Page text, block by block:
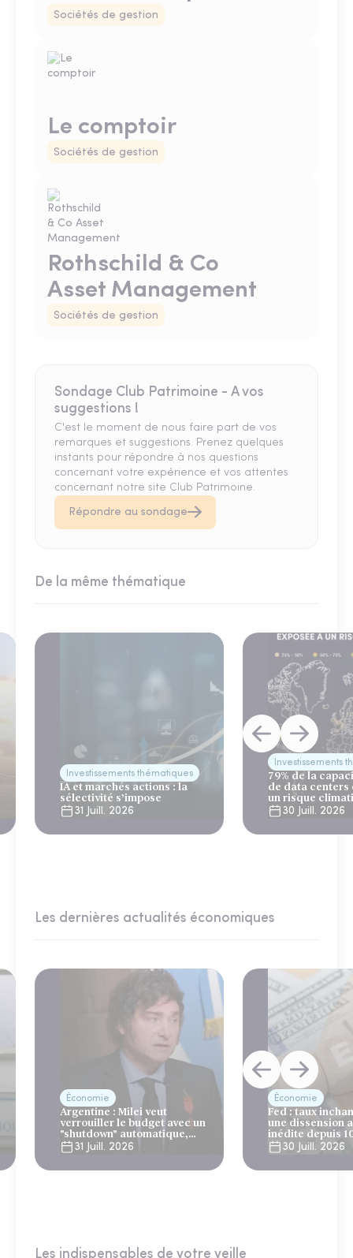
Sociétés de gestion
Le comptoir
Sociétés de gestion
Rothschild & Co
Asset Management
Sociétés de gestion
Sondage Club Patrimoine - A vos
suggestions !
C'est le moment de nous faire part de vos
remarques et suggestions. Prenez quelques
instants pour répondre à nos questions
concernant votre expérience et vos attentes
concernant notre site Club Patrimoine.
Répondre au sondage
De la même thématique
Investissements thématiques
IA et marchés actions : la
sélectivité s’impose
31 Juill. 2026
Investissements
79% de la
de data centers
un risque
30 Juill. 2026
Les dernières actualités économiques
Économie
Argentine : Milei veut
verrouiller le budget avec un
"shutdown" automatique,
sous le regard bienveillant
du FMI
31 Juill. 2026
Économie
Fed : taux
une dissension
inédite depuis
30 Juill. 2026
Les indispensables de votre veille